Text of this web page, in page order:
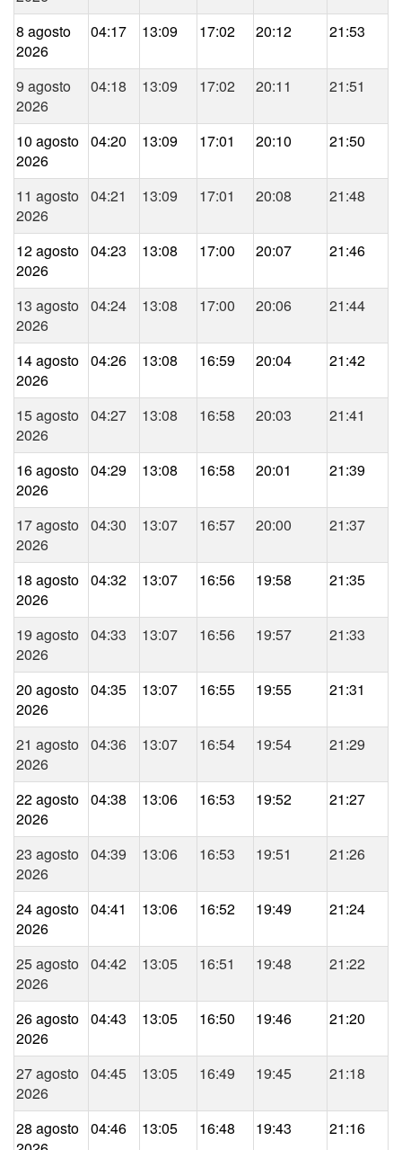
8 agosto
2026
04:17 13:09 17:02 20:12 21:53
9 agosto
2026
04:18 13:09 17:02 20:11 21:51
10 agosto
2026
04:20 13:09 17:01 20:10 21:50
11 agosto
2026
04:21 13:09 17:01 20:08 21:48
12 agosto
2026
04:23 13:08 17:00 20:07 21:46
13 agosto
2026
04:24 13:08 17:00 20:06 21:44
14 agosto
2026
04:26 13:08 16:59 20:04 21:42
15 agosto
2026
04:27 13:08 16:58 20:03 21:41
16 agosto
2026
04:29 13:08 16:58 20:01 21:39
17 agosto
2026
04:30 13:07 16:57 20:00 21:37
18 agosto
2026
04:32 13:07 16:56 19:58 21:35
19 agosto
2026
04:33 13:07 16:56 19:57 21:33
20 agosto
2026
04:35 13:07 16:55 19:55 21:31
21 agosto
2026
04:36 13:07 16:54 19:54 21:29
22 agosto
2026
04:38 13:06 16:53 19:52 21:27
23 agosto
2026
04:39 13:06 16:53 19:51 21:26
24 agosto
2026
04:41 13:06 16:52 19:49 21:24
25 agosto
2026
04:42 13:05 16:51 19:48 21:22
26 agosto
2026
04:43 13:05 16:50 19:46 21:20
27 agosto
2026
04:45 13:05 16:49 19:45 21:18
28 agosto 04:46 13:05 16:48 19:43 21:16